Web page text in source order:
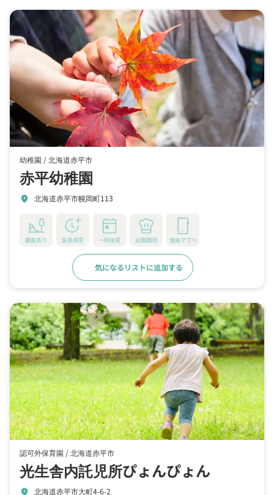
幼稚園 /北海道赤平市
赤平幼稚園
location_on 北海道赤平市幌岡町113
園庭あり 延長保育 一時保育 自園調理 連絡アプリ
気になるリストに追加する
認可外保育園 /北海道赤平市
光生舎内託児所ぴょんぴょん
location_on 北海道赤平市大町4-6-2